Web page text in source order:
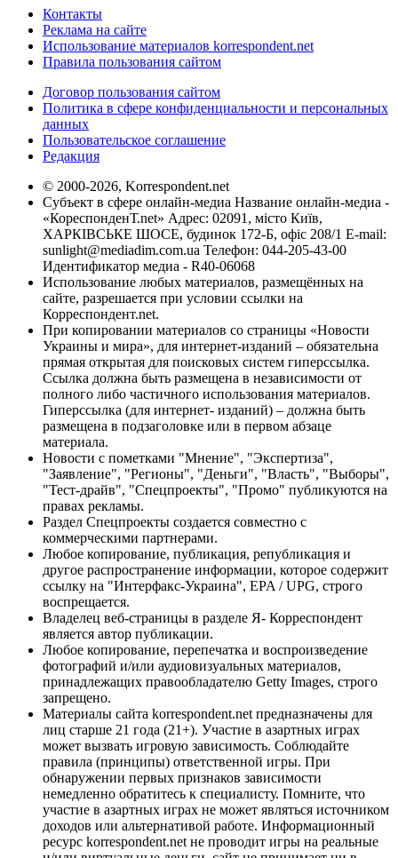
Контакты
Реклама на сайте
Использование материалов korrespondent.net
Правила пользования сайтом
Договор пользования сайтом
Политика в сфере конфиденциальности и персональных
данных
Пользовательское соглашение
Редакция
© 2000-2026, Korrespondent.net
Субъект в сфере онлайн-медиа Название онлайн-медиа -
«КореспонденТ.net» Адрес: 02091, місто Київ,
ХАРКІВСЬКЕ ШОСЕ, будинок 172-Б, офіс 208/1 E-mail:
sunlight@mediadim.com.ua Телефон: 044-205-43-00
Идентификатор медиа - R40-06068
Использование любых материалов, размещённых на
сайте, разрешается при условии ссылки на
Корреспондент.net.
При копировании материалов со страницы «Новости
Украины и мира», для интернет-изданий – обязательна
прямая открытая для поисковых систем гиперссылка.
Ссылка должна быть размещена в независимости от
полного либо частичного использования материалов.
Гиперссылка (для интернет- изданий) – должна быть
размещена в подзаголовке или в первом абзаце
материала.
Новости с пометками "Мнение", "Экспертиза",
"Заявление", "Регионы", "Деньги", "Власть", "Выборы",
"Тест-драйв", "Спецпроекты", "Промо" публикуются на
правах рекламы.
Раздел Спецпроекты создается совместно с
коммерческими партнерами.
Любое копирование, публикация, републикация и
другое распространение информации, которое содержит
ссылку на "Интерфакс-Украина", EPA / UPG, строго
воспрещается.
Владелец веб-страницы в разделе Я- Корреспондент
является автор публикации.
Любое копирование, перепечатка и воспроизведение
фотографий и/или аудиовизуальных материалов,
принадлежащих правообладателю Getty Images, строго
запрещено.
Материалы сайта korrespondent.net предназначены для
лиц старше 21 года (21+). Участие в азартных играх
может вызвать игровую зависимость. Соблюдайте
правила (принципы) ответственной игры. При
обнаружении первых признаков зависимости
немедленно обратитесь к специалисту. Помните, что
участие в азартных играх не может являться источником
доходов или альтернативой работе. Информационный
ресурс korrespondent.net не проводит игры на реальные